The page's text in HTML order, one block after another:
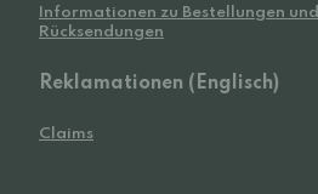
Informationen zu Bestellungen und
Rücksendungen
Reklamationen (Englisch)
Claims